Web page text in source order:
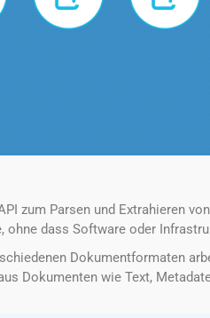
zum Parsen und Extrahieren
ohne dass Software oder
Dokumentformaten
Dokumenten wie Text,